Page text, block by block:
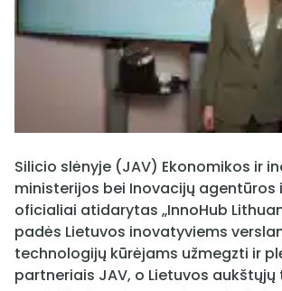
Silicio slėnyje (JAV) Ekonomikos ir
ministerijos bei Inovacijų agentūros
oficialiai atidarytas „InnoHub
padės Lietuvos inovatyviems
technologijų kūrėjams užmegzti ir
partneriais JAV, o Lietuvos